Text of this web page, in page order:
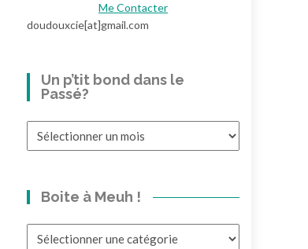
Me Contacter
doudouxcie[at]gmail.com
Un p’tit bond dans le
Passé?
Boite à Meuh !